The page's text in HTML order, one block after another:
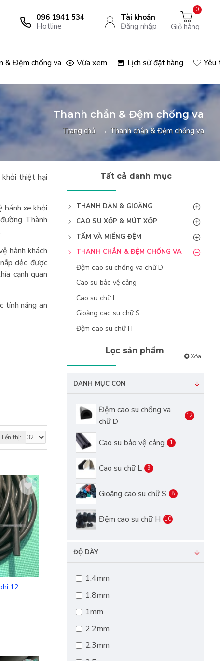
& Đệm chống va Vừa xem Lịch sử đặt hàng Yêu
096 1941 534
Hotline
Tài khoản
Đăng nhập
Giỏ hàng
0
Trang chủ Thanh chắn & Đệm chống va
Thanh chắn & Đệm chống va
khỏi thiệt hại
bánh xe khỏi
Thành
hành khách
dẻo được
cạnh quan
tính năng an
Hiển thị:
12
So sánh
Tất cả danh mục
THANH DẪN & GIOĂNG
CAO SU XỐP & MÚT XỐP
TẤM VÀ MIẾNG ĐỆM
THANH CHẮN & ĐỆM CHỐNG VA
Đệm cao su chống va chữ D
Cao su bảo vệ cảng
Cao su chữ L
Gioăng cao su chữ S
Đệm cao su chữ H
Lọc sản phẩm
Xóa
DANH MỤC CON
Đệm cao su chống va
chữ D
12
Cao su bảo vệ cảng 1
Cao su chữ L 9
Gioăng cao su chữ S 8
Đệm cao su chữ H 10
ĐỘ DÀY
1.4mm
1.8mm
1mm
2.2mm
2.3mm